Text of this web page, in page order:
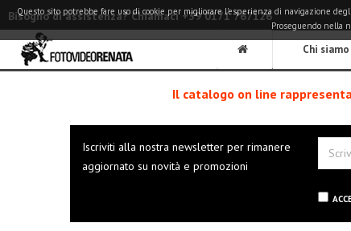
Questo sito potrebbe fare uso di cookie per migliorare l'esperienza di navigazione
Proseguendo nella
Bisogno di assistenza? Chiamaci +39 0171 767126
Chi siamo
Il catalogo on line
Iscriviti alla nostra newsletter per rimanere
aggiornato su novità e promozioni